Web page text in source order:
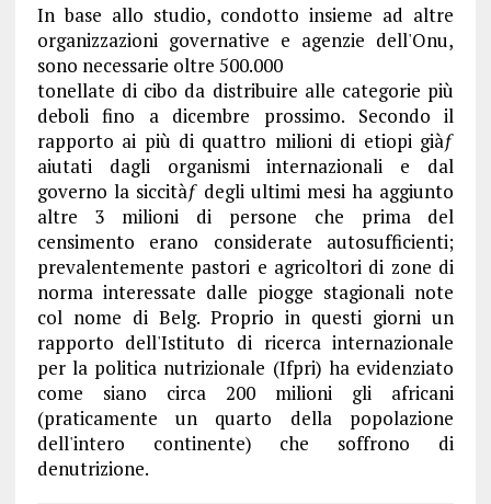
In base allo studio, condotto insieme ad altre
organizzazioni governative e agenzie dell'Onu,
sono necessarie oltre 500.000
tonellate di cibo da distribuire alle categorie più
deboli fino a dicembre prossimo. Secondo il
rapporto ai più di quattro milioni di etiopi giàƒ
aiutati dagli organismi internazionali e dal
governo la siccitàƒ degli ultimi mesi ha aggiunto
altre 3 milioni di persone che prima del
censimento erano considerate autosufficienti;
prevalentemente pastori e agricoltori di zone di
norma interessate dalle piogge stagionali note
col nome di Belg. Proprio in questi giorni un
rapporto dell'Istituto di ricerca internazionale
per la politica nutrizionale (Ifpri) ha evidenziato
come siano circa 200 milioni gli africani
(praticamente un quarto della popolazione
dell'intero continente) che soffrono di
denutrizione.